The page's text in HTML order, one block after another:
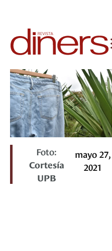
Foto:
Cortesía
UPB
mayo 27,
2021